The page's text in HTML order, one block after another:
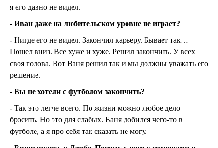
я его давно не видел.
- Иван даже на любительском уровне не играет?
- Нигде его не видел. Закончил карьеру. Бывает так…
Пошел вниз. Все хуже и хуже. Решил закончить. У всех
своя голова. Вот Ваня решил так и мы должны уважать его
решение.
- Вы не хотели с футболом закончить?
- Так это легче всего. По жизни можно любое дело
бросить. Но это для слабых. Ваня добился чего-то в
футболе, а я про себя так сказать не могу.